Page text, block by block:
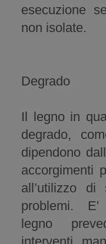
esecuzione
non isolate.
Degrado
Il legno in
degrado,
dipendono
accorgimenti
all’utilizzo di
problemi.
legno